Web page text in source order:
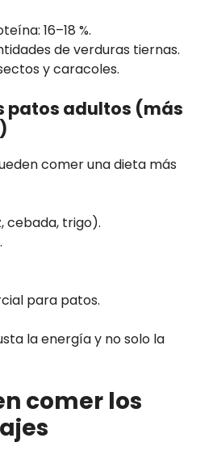
16–18 %.
de verduras tiernas.
y caracoles.
patos adultos (más
comer una dieta más
cebada, trigo).
para patos.
la energía y no solo la
comer los